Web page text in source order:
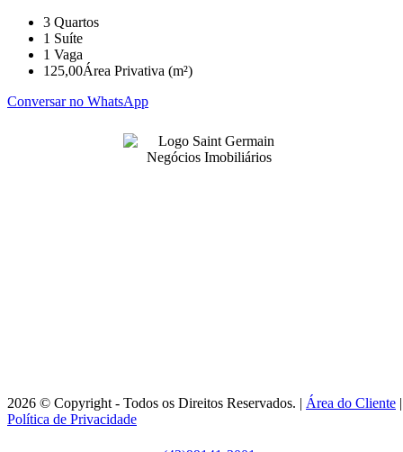
3 Quartos
1 Suíte
1 Vaga
125,00Área Privativa (m²)
Conversar no WhatsApp
2026 © Copyright - Todos os Direitos Reservados. | Área do Cliente |
Política de Privacidade